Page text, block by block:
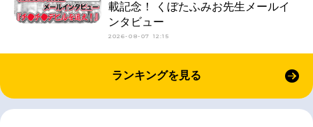
載記念！ くぼたふみお先生メールイ
ンタビュー
2026-08-07 12:15
ランキングを見る